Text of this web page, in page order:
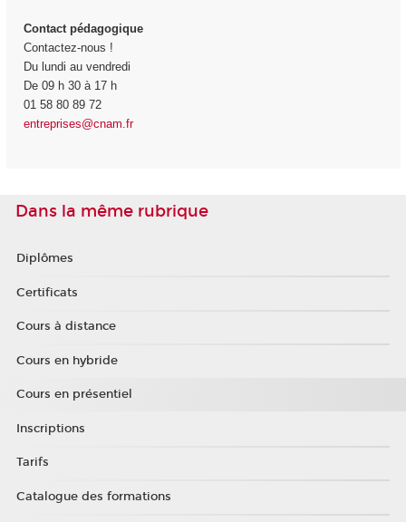
Contact pédagogique
Contactez-nous !
Du lundi au vendredi
De 09 h 30 à 17 h
01 58 80 89 72
entreprises@cnam.fr
Dans la même rubrique
Diplômes
Certificats
Cours à distance
Cours en hybride
Cours en présentiel
Inscriptions
Tarifs
Catalogue des formations